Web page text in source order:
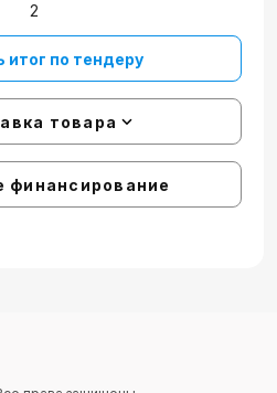
2
итог по тендеру
товара
финансирование